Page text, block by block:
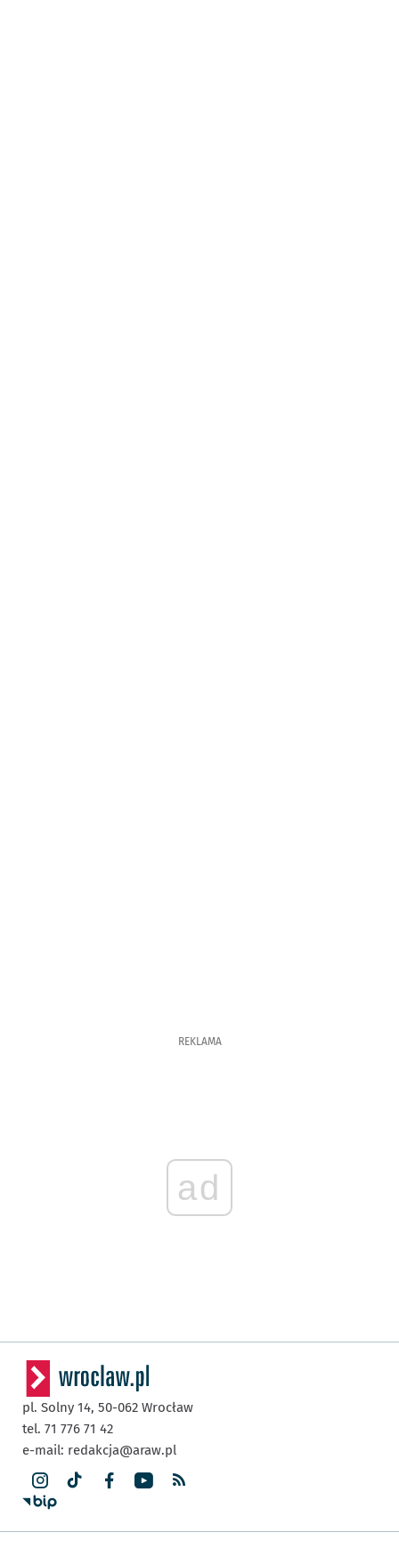
REKLAMA
ad
pl. Solny 14, 50-062 Wrocław
tel. 71 776 71 42
e-mail: redakcja@araw.pl